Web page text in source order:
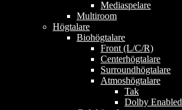
Mediaspelare
Multiroom
Högtalare
Biohögtalare
Front (L/C/R)
Centerhögtalare
Surroundhögtalare
Atmoshögtalare
Tak
Dolby Enabled